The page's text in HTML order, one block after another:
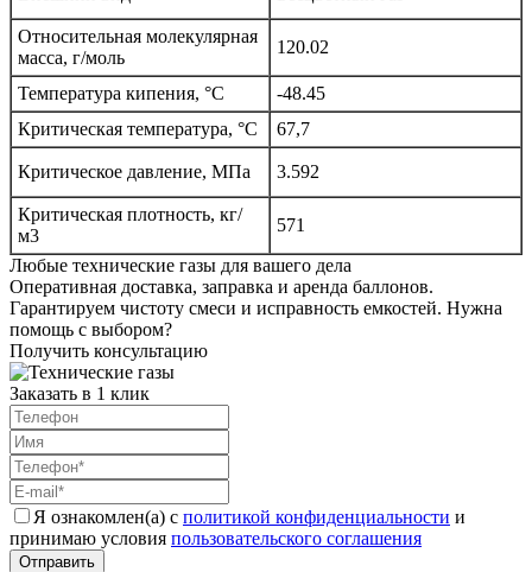
Относительная молекулярная
масса, г/моль
120.02
Температура кипения, °C
-48.45
Критическая температура, °C
67,7
Критическое давление, МПа 3.592
Критическая плотность, кг/
м3
571
Любые технические газы для вашего дела
Оперативная доставка, заправка и аренда баллонов.
Гарантируем чистоту смеси и исправность емкостей. Нужна
помощь с выбором?
Получить консультацию
Заказать в 1 клик
Я ознакомлен(а) с политикой конфиденциальности и
принимаю условия пользовательского соглашения
Отправить